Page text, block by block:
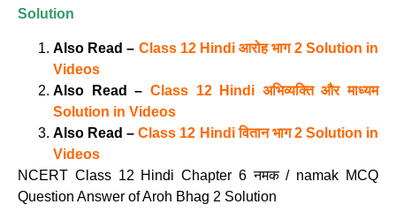
Solution
Also Read – Class 12 Hindi आरोह भाग 2 Solution in
Videos
Also Read – Class 12 Hindi अभिव्यक्ति और माध्यम
Solution in Videos
Also Read –Class 12 Hindi वितान भाग 2 Solution in
Videos
NCERT Class 12 Hindi Chapter 6 नमक / namak MCQ
Question Answer of Aroh Bhag 2 Solution